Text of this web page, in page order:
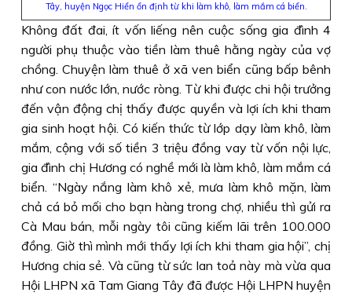
Tây, huyện Ngọc Hiển ổn định từ khi làm khô, làm mắm cá biển.
Không đất đai, ít vốn liếng nên cuộc sống gia đình 4
người phụ thuộc vào tiền làm thuê hằng ngày của vợ
chồng. Chuyện làm thuê ở xã ven biển cũng bấp bênh
như con nước lớn, nước ròng. Từ khi được chi hội trưởng
đến vận động chị thấy được quyền và lợi ích khi tham
gia sinh hoạt hội. Có kiến thức từ lớp dạy làm khô, làm
mắm, cộng với số tiền 3 triệu đồng vay từ vốn nội lực,
gia đình chị Hương có nghề mới là làm khô, làm mắm cá
biển. “Ngày nắng làm khô xẻ, mưa làm khô mặn, làm
chả cá bỏ mối cho bạn hàng trong chợ, nhiều thì gửi ra
Cà Mau bán, mỗi ngày tôi cũng kiếm lãi trên 100.000
đồng. Giờ thì mình mới thấy lợi ích khi tham gia hội”, chị
Hương chia sẻ. Và cũng từ sức lan toả này mà vừa qua
Hội LHPN xã Tam Giang Tây đã được Hội LHPN huyện